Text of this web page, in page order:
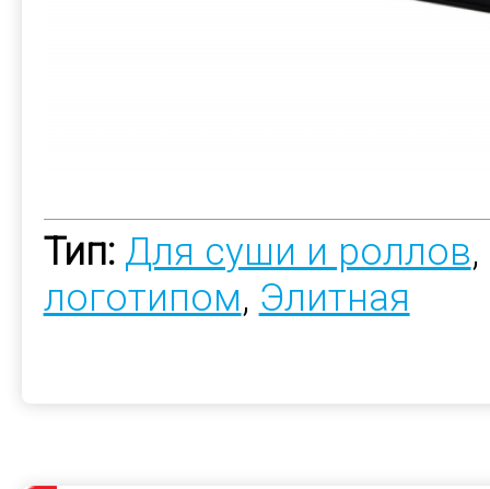
Тип: Для суши и роллов,
логотипом, Элитная